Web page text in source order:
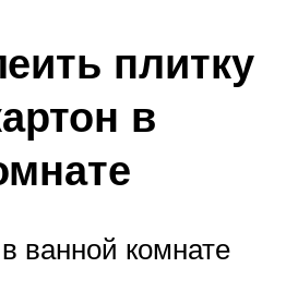
плитку
в
ванной комнате